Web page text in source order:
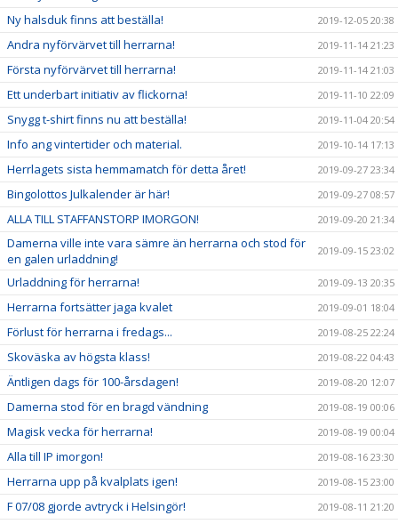
Ny halsduk finns att beställa! 2019-12-05 20:38
Andra nyförvärvet till herrarna! 2019-11-14 21:23
Första nyförvärvet till herrarna! 2019-11-14 21:03
Ett underbart initiativ av flickorna! 2019-11-10 22:09
Snygg t-shirt finns nu att beställa! 2019-11-04 20:54
Info ang vintertider och material. 2019-10-14 17:13
Herrlagets sista hemmamatch för detta året! 2019-09-27 23:34
Bingolottos Julkalender är här! 2019-09-27 08:57
ALLA TILL STAFFANSTORP IMORGON! 2019-09-20 21:34
Damerna ville inte vara sämre än herrarna och stod för
en galen urladdning!
2019-09-15 23:02
Urladdning för herrarna! 2019-09-13 20:35
Herrarna fortsätter jaga kvalet 2019-09-01 18:04
Förlust för herrarna i fredags... 2019-08-25 22:24
Skoväska av högsta klass! 2019-08-22 04:43
Äntligen dags för 100-årsdagen! 2019-08-20 12:07
Damerna stod för en bragd vändning 2019-08-19 00:06
Magisk vecka för herrarna! 2019-08-19 00:04
Alla till IP imorgon! 2019-08-16 23:30
Herrarna upp på kvalplats igen! 2019-08-15 23:00
F 07/08 gjorde avtryck i Helsingör! 2019-08-11 21:20